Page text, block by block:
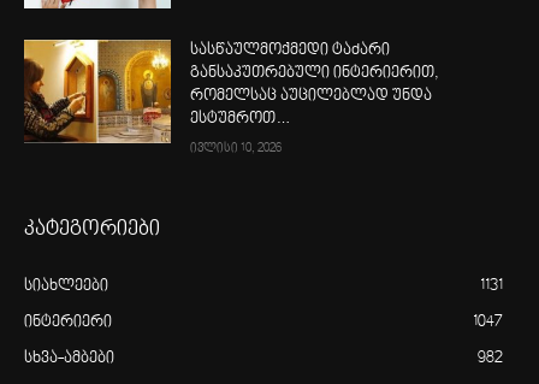
სასწაულმოქმედი ტაძარი
განსაკუთრებული ინტერიერით,
რომელსაც აუცილებლად უნდა
ესტუმროთ…
ივლისი 10, 2026
კატეგორიები
სიახლეები 1131
ინტერიერი 1047
სხვა-ამბები 982